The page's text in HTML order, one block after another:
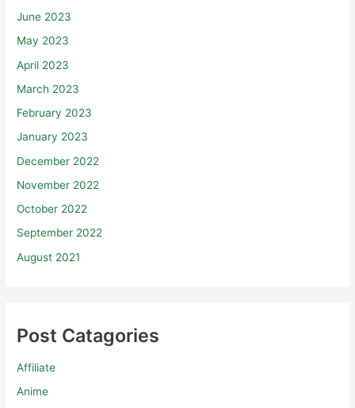
June 2023
May 2023
April 2023
March 2023
February 2023
January 2023
December 2022
November 2022
October 2022
September 2022
August 2021
Post Catagories
Affiliate
Anime